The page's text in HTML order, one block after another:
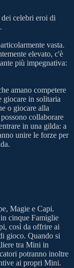
celebri eroi di
vasta.
elevato, c'è
più impegnativa:
amano competere
giocare in solitaria
o giocare alla
collaborare
in una gilda: a
unire le forze per
Magie e Capi.
cinque Famiglie
così da offrire ai
gioco. Quando si
tra Mini in
potranno inoltre
ai propri Mini.